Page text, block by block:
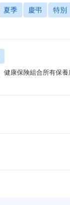
夏季 慶弔 特別
康保険組合所有保